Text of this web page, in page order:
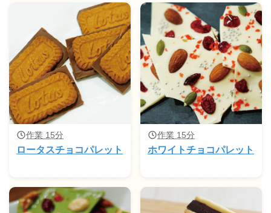
作業 15分
ロータスチョコパレット
作業 15分
ホワイトチョコパレット